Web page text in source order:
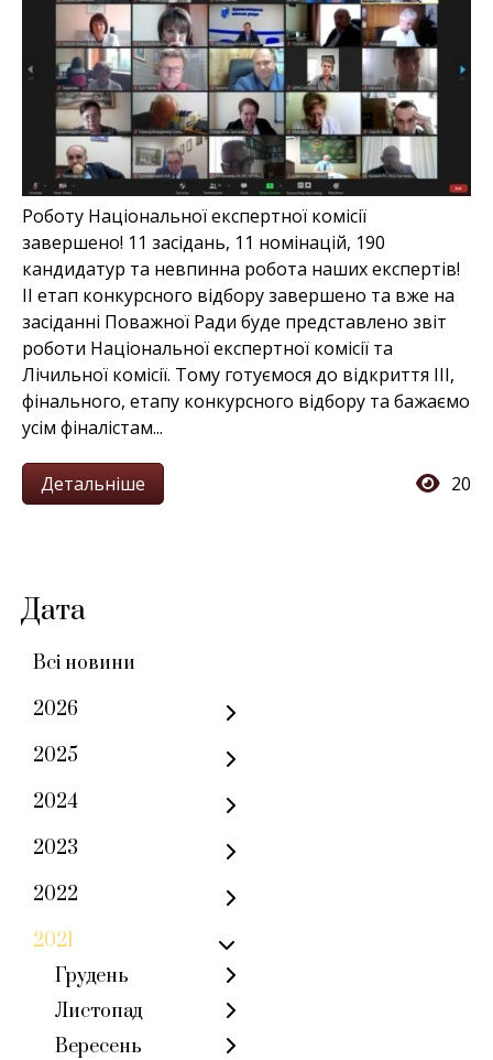
Дата
Всі новини
2026
2025
2024
2023
2022
2021
Грудень
Листопад
Вересень
Роботу Національної експертної комісії
завершено! 11 засідань, 11 номінацій, 190
кандидатур та невпинна робота наших експертів!
ІІ етап конкурсного відбору завершено та вже на
засіданні Поважної Ради буде представлено звіт
роботи Національної експертної комісії та
Лічильної комісії. Тому готуємося до відкриття ІІІ,
фінального, етапу конкурсного відбору та бажаємо
усім фіналістам...
Детальніше 20